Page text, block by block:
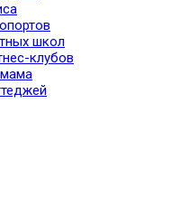
школ
клубов